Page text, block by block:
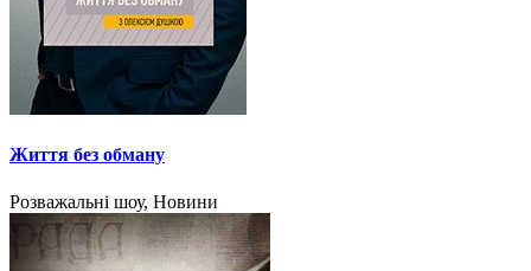
Життя без обману
Розважальні шоу, Новини